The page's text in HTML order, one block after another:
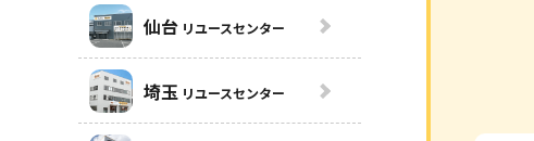
仙台 リユースセンター
埼玉 リユースセンター